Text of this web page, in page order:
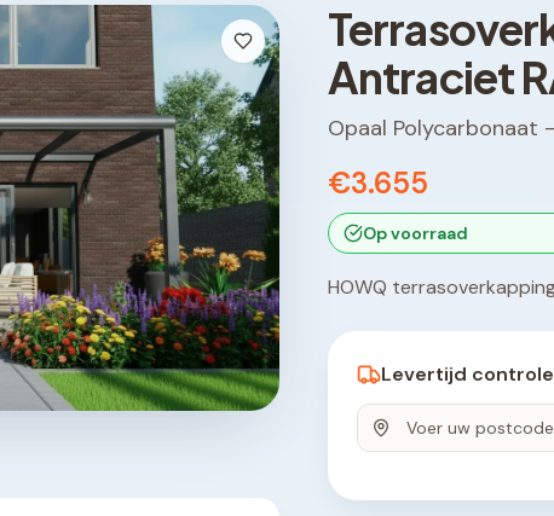
Antraciet
Opaal Polycarbonaat -
€3.655
Op voorraad
HOWQ
Levertijd